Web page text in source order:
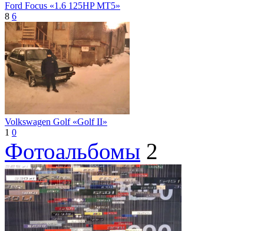
Ford Focus «1.6 125HP MT5»
8 6
Volkswagen Golf «Golf II»
1 0
Фотоальбомы 2